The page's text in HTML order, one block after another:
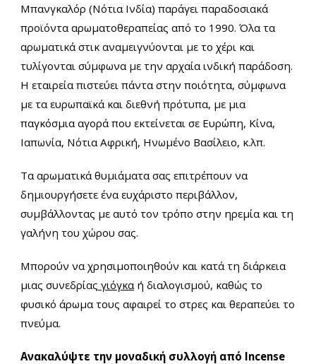
Μπανγκαλόρ (Νότια Ινδία) παράγει παραδοσιακά
προϊόντα αρωματοθεραπείας από το 1990. Όλα τα
αρωματικά στικ αναμειγνύονται με το χέρι και
τυλίγονται σύμφωνα με την αρχαία ινδική παράδοση.
Η εταιρεία πιστεύει πάντα στην ποιότητα, σύμφωνα
με τα ευρωπαϊκά και διεθνή πρότυπα, με μια
παγκόσμια αγορά που εκτείνεται σε Ευρώπη, Κίνα,
Ιαπωνία, Νότια Αφρική, Ηνωμένο Βασίλειο, κ.λπ.
Τα αρωματικά θυμιάματα σας επιτρέπουν να
δημιουργήσετε ένα ευχάριστο περιβάλλον,
συμβάλλοντας με αυτό τον τρόπο στην ηρεμία και τη
γαλήνη του χώρου σας.
Μπορούν να χρησιμοποιηθούν και κατά τη διάρκεια
μιας συνεδρίας γιόγκα ή διαλογισμού, καθώς το
φυσικό άρωμα τους αφαιρεί το στρες και θεραπεύει το
πνεύμα.
Ανακαλύψτε την μοναδική συλλογή από Incense